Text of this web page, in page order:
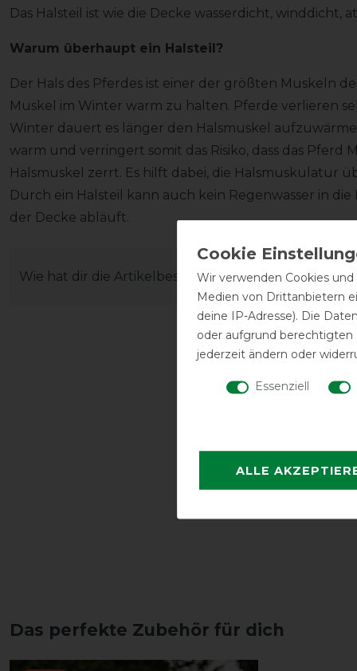
Das Halsteil ist wie die Decke wasserdicht,
Warum überhaupt ein Halsteil?
Der Hals des Pferdes ist einer der größten Muskeln
Muskel im Winter warm zu halten. Pferde verlieren
Winter dauert es länger den Halsmuskel
warm und verringert somit das Risiko, dass das
Halsmuskel zerrt. Es hilft dabei, die Halsmuskulatur
Durch ein Halsteil kann auch kein Regenwasser in
der Decke abläuft.
Wie hat dir die Artikelbeschreibung gefallen?
Das perfekte Zubehör für dich
Wir verwenden Cookies
Medien von Drittanbietern
deine IP-Adresse). Die
oder aufgrund berechtigten
jederzeit ändern oder
Essenziell
ALLE